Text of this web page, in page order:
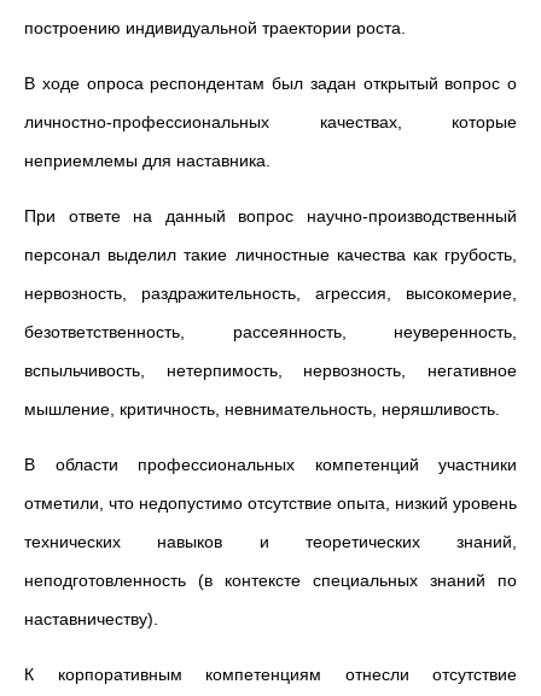
построению индивидуальной траектории роста.
В ходе опроса респондентам был задан открытый вопрос о
личностно-профессиональных качествах, которые
неприемлемы для наставника.
При ответе на данный вопрос научно-производственный
персонал выделил такие личностные качества как грубость,
нервозность, раздражительность, агрессия, высокомерие,
безответственность, рассеянность, неуверенность,
вспыльчивость, нетерпимость, нервозность, негативное
мышление, критичность, невнимательность, неряшливость.
В области профессиональных компетенций участники
отметили, что недопустимо отсутствие опыта, низкий уровень
технических навыков и теоретических знаний,
неподготовленность (в контексте специальных знаний по
наставничеству).
К корпоративным компетенциям отнесли отсутствие